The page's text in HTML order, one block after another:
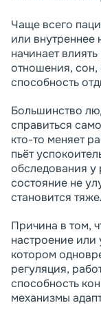
Чаще всего
или внутреннее
начинает
отношения, сон,
способность
Большинство
справиться
кто-то меняет
пьёт
обследования у
состояние не
становится
Причина в том,
настроение или
котором
регуляция,
способность
механизмы